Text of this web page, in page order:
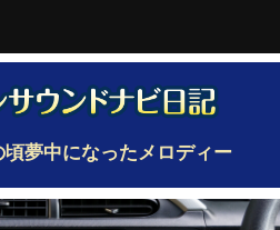
夢中になったメロディー